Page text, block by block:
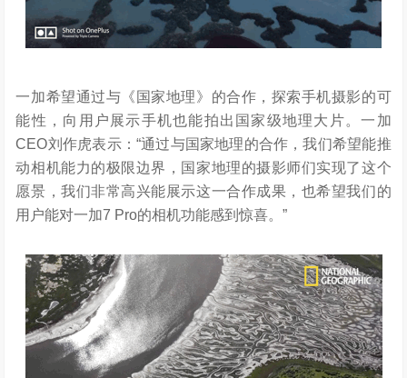
一加希望通过与《国家地理》的合作，探索手机摄影的可
能性，向用户展示手机也能拍出国家级地理大片。一加
CEO刘作虎表示：“通过与国家地理的合作，我们希望能推
动相机能力的极限边界，国家地理的摄影师们实现了这个
愿景，我们非常高兴能展示这一合作成果，也希望我们的
用户能对一加7 Pro的相机功能感到惊喜。”